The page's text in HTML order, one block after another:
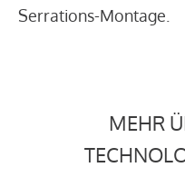
Serrations-Montage.
MEHR